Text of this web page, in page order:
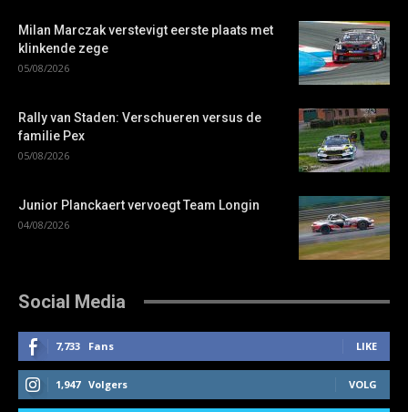
Milan Marczak verstevigt eerste plaats met
klinkende zege
05/08/2026
Rally van Staden: Verschueren versus de
familie Pex
05/08/2026
Junior Planckaert vervoegt Team Longin
04/08/2026
Social Media
7,733 Fans LIKE
1,947 Volgers VOLG